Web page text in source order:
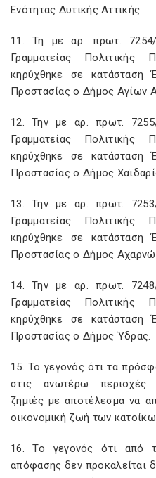
Ενότητας Δυτικής Αττικής.
11. Τη με αρ. πρωτ.
Γραμματείας
κηρύχθηκε σε κατάσταση
Προστασίας ο Δήμος Αγίων
12. Την με αρ. πρωτ.
Γραμματείας
κηρύχθηκε σε κατάσταση
Προστασίας ο Δήμος
13. Την με αρ. πρωτ.
Γραμματείας
κηρύχθηκε σε κατάσταση
Προστασίας ο Δήμος
14. Την με αρ. πρωτ.
Γραμματείας
κηρύχθηκε σε κατάσταση
Προστασίας ο Δήμος Ύδρας.
15. Το γεγονός ότι τα
στις ανωτέρω περιοχές
ζημιές με αποτέλεσμα να
οικονομική ζωή των
16. Το γεγονός ότι από
απόφασης δεν προκαλείται